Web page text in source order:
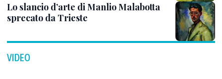
Lo slancio d’arte di Manlio Malabotta
sprecato da Trieste
VIDEO